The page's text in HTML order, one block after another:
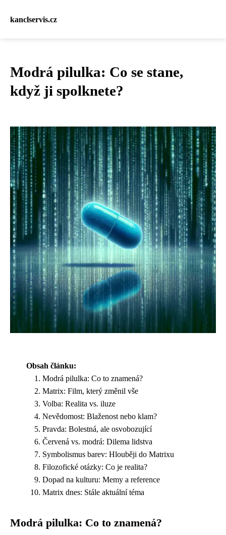
kanclservis.cz
Modrá pilulka: Co se stane,
když ji spolknete?
Obsah článku:
Modrá pilulka: Co to znamená?
Matrix: Film, který změnil vše
Volba: Realita vs. iluze
Nevědomost: Blaženost nebo klam?
Pravda: Bolestná, ale osvobozující
Červená vs. modrá: Dilema lidstva
Symbolismus barev: Hlouběji do Matrixu
Filozofické otázky: Co je realita?
Dopad na kulturu: Memy a reference
Matrix dnes: Stále aktuální téma
Modrá pilulka: Co to znamená?